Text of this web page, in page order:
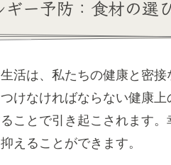
ギー予防：食材の選
活は、私たちの健康と密
けなければならない健康
ことで引き起こされます
えることができます。